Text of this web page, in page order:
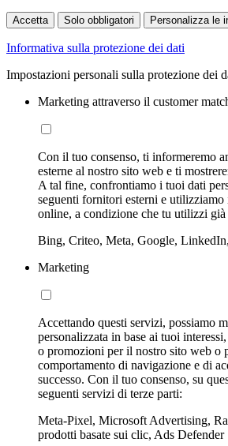
Accetta Solo obbligatori Personalizza le
Informativa sulla protezione dei dati
Impostazioni personali sulla protezione dei
Marketing attraverso il customer
Con il tuo consenso, ti informeremo
esterne al nostro sito web e ti
A tal fine, confrontiamo i tuoi dati
seguenti fornitori esterni e
online, a condizione che tu utilizzi
Bing, Criteo, Meta, Google,
Marketing
Accettando questi servizi, possiamo
personalizzata in base ai tuoi
o promozioni per il nostro sito web o
comportamento di navigazione e di
successo. Con il tuo consenso, su
seguenti servizi di terze parti:
Meta-Pixel, Microsoft Advertising,
prodotti basate sui clic, Ads Defender